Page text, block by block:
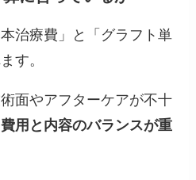
治療費」と「グラフト単
す。
面やアフターケアが不十
費用と内容のバランスが重